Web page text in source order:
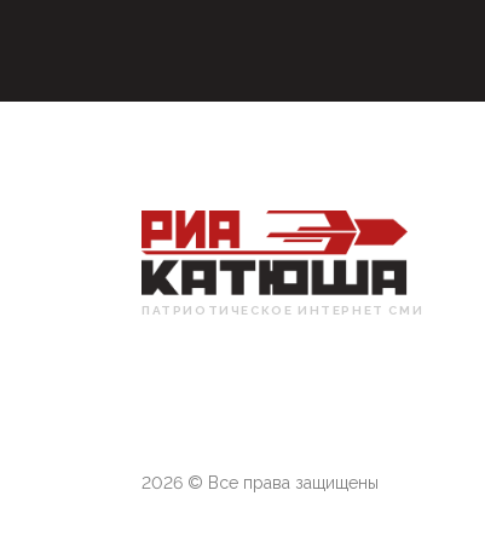
ПАТРИОТИЧЕСКОЕ ИНТЕРНЕТ СМИ
2026 © Все права защищены